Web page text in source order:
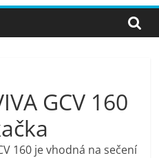
GCV 160
160 je vhodná na sečení